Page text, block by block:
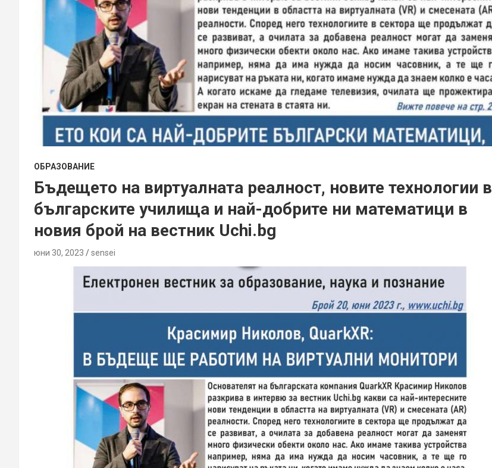
ОБРАЗОВАНИЕ
Бъдещето на виртуалната реалност, новите технологии в
българските училища и най-добрите ни математици в
новия брой на вестник Uchi.bg
юни 30, 2023 sensei